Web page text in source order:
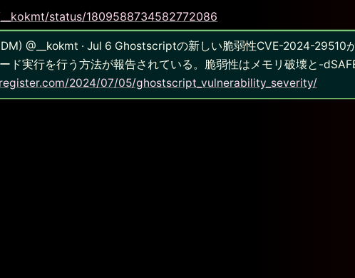
status/1809588734582772086
@__kokmt · Jul 6 Ghostscriptの新しい脆弱性CVE-2024-29510
ド実行を行う方法が報告されている。脆弱性はメモリ破壊と-
2024/07/05/ghostscript_vulnerability_severity/